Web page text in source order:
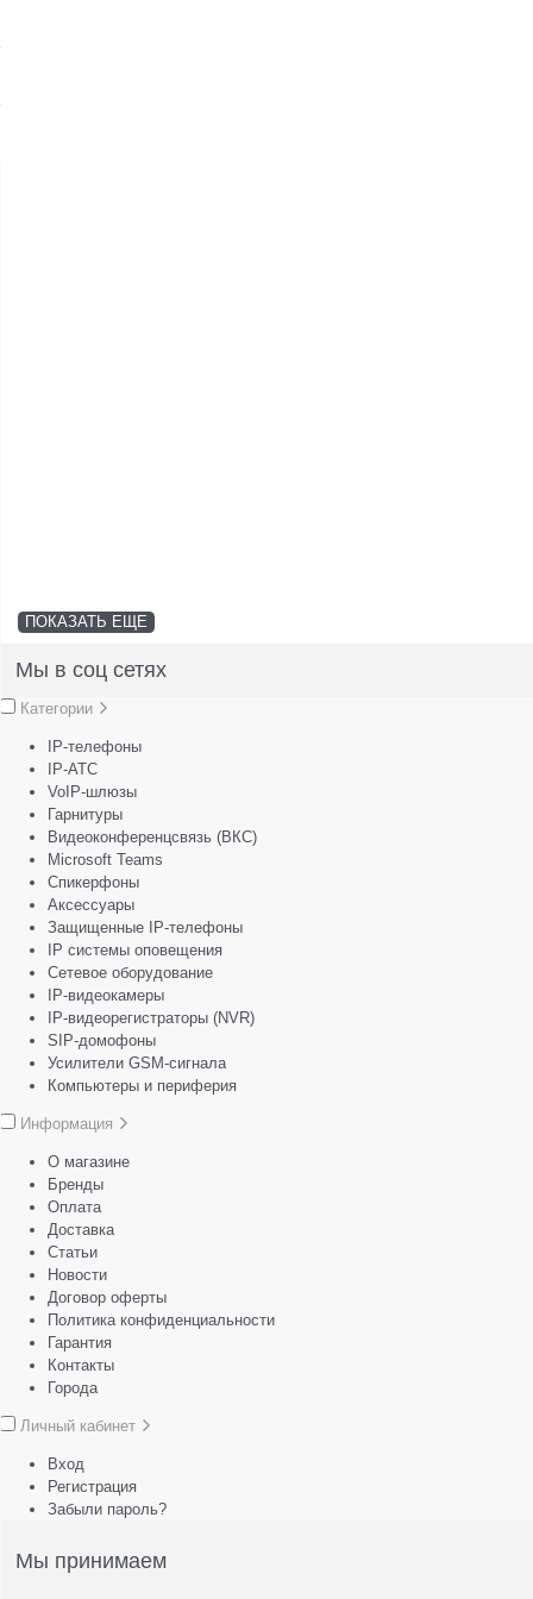
ПОКАЗАТЬ ЕЩЕ
Мы в соц сетях
Категории
IP-телефоны
IP-АТС
VoIP-шлюзы
Гарнитуры
Видеоконференцсвязь (ВКС)
Microsoft Teams
Спикерфоны
Аксессуары
Защищенные IP-телефоны
IP системы оповещения
Сетевое оборудование
IP-видеокамеры
IP-видеорегистраторы (NVR)
SIP-домофоны
Усилители GSM-сигнала
Компьютеры и периферия
Информация
О магазине
Бренды
Оплата
Доставка
Статьи
Новости
Договор оферты
Политика конфиденциальности
Гарантия
Контакты
Города
Личный кабинет
Вход
Регистрация
Забыли пароль?
Мы принимаем